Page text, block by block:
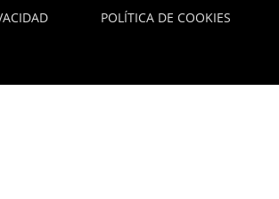
POLÍTICA DE COOKIES